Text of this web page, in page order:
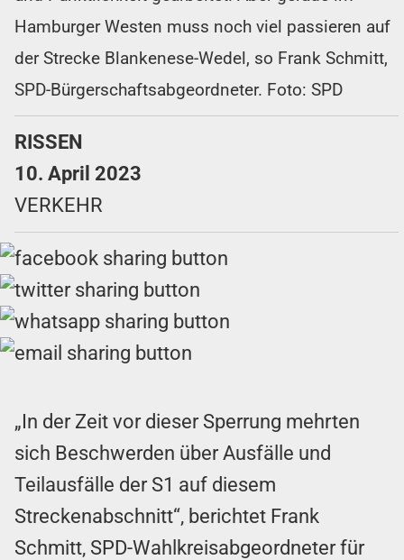
Hamburger Westen muss noch viel passieren auf
der Strecke Blankenese-Wedel, so Frank Schmitt,
SPD-Bürgerschaftsabgeordneter. Foto: SPD
RISSEN
10. April 2023
VERKEHR
„In der Zeit vor dieser Sperrung mehrten
sich Beschwerden über Ausfälle und
Teilausfälle der S1 auf diesem
Streckenabschnitt“, berichtet Frank
Schmitt, SPD-Wahlkreisabgeordneter für